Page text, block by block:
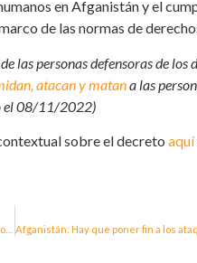
en Afganistán y el
de las normas de
las personas defensoras de los
atacan y matana las
el 08/11/2022)
sobre el decreto aquí